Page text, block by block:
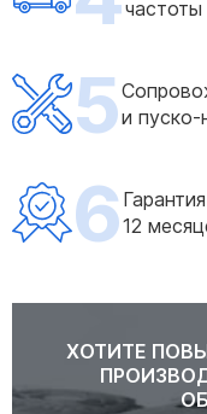
5и пуско-
6 Гарантия
12
ХОТИТЕ